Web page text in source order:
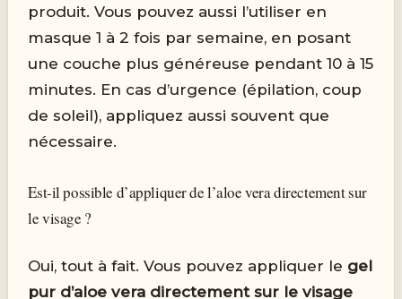
produit. Vous pouvez aussi l’utiliser en
masque 1 à 2 fois par semaine, en posant
une couche plus généreuse pendant 10 à 15
minutes. En cas d’urgence (épilation, coup
de soleil), appliquez aussi souvent que
nécessaire.
Est-il possible d’appliquer de l’aloe vera directement sur
le visage ?
Oui, tout à fait. Vous pouvez appliquer le gel
pur d’aloe vera directement sur le visage